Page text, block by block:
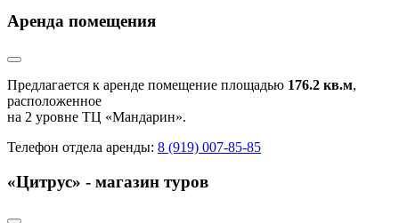
Аренда помещения
Предлагается к аренде помещение площадью 176.2 кв.м,
расположенное
на 2 уровне ТЦ «Мандарин».
Телефон отдела аренды: 8 (919) 007-85-85
«Цитрус» - магазин туров